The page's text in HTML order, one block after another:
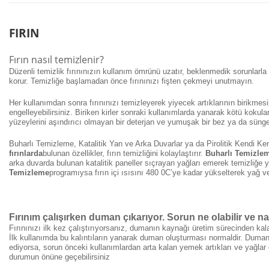
FIRIN
Fırın nasıl temizlenir?
Düzenli temizlik fırınınızın kullanım ömrünü uzatır, beklenmedik
korur. Temizliğe başlamadan önce fırınınızı fişten çekmeyi unutmayın.
Her kullanımdan sonra fırınınızı temizleyerek yiyecek artıklarının
engelleyebilirsiniz. Biriken kirler sonraki kullanımlarda yanarak kötü
yüzeylerini aşındırıcı olmayan bir deterjan ve yumuşak bir bez ya da
Buharlı Temizleme, Katalitik Yan ve Arka Duvarlar ya da Pirolitik Kendi
fırınlardabulunan özellikler, fırın temizliğini kolaylaştırır. Buharlı
arka duvarda bulunan katalitik paneller sıçrayan yağları emerek temizliğe
Temizlemeprogramıysa fırın içi ısısını 480 0C’ye kadar yükselterek
Fırınım çalışırken duman çıkarıyor. Sorun ne olabilir ve
Fırınınızı ilk kez çalıştırıyorsanız, dumanın kaynağı üretim sürecinden
İlk kullanımda bu kalıntıların yanarak duman oluşturması normaldir.
ediyorsa, sorun önceki kullanımlardan arta kalan yemek artıkları ve yağlar
durumun önüne geçebilirsiniz